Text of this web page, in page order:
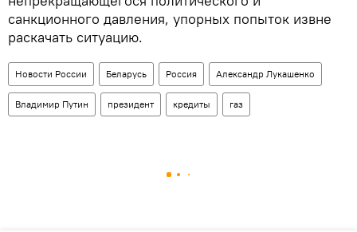
санкционного давления, упорных попыток извне
раскачать ситуацию.
Новости России Беларусь Россия Александр Лукашенко
Владимир Путин президент кредиты газ